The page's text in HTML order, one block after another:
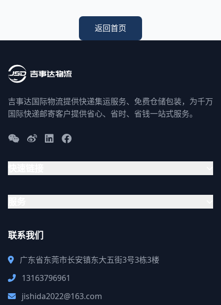
返回首页
吉事达国际物流提供快递集运服务、免费仓储包装，为千万
国际快递邮寄客户提供省心、省时、省钱一站式服务。
联系我们
广东省东莞市长安镇东大五街3号3栋3楼
13163796961
jishida2022@163.com